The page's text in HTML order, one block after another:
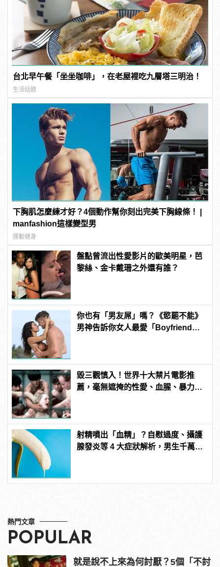
台北早午餐「坐坐咖啡」，在老屋裡吃九層塔三明治！
生活話題
下胸肌怎麼練才好？4個動作幫你刻出完美下胸線條！ |
manfashion這樣變型男
運動健身
盤點曾流出性愛影片的歐美明星，芭
黎絲、金卡戴珊之外還有誰？
你也有「男友屌」嗎？《慾罷不能》
男神告訴你女人最愛「Boyfriend
毀三觀慎入！世界十大禁片電影推
薦，毫無遮掩的性愛、血腥、暴力、
射精噴出「血精」？自慰過度、攝護
腺發炎等 4 大症狀解析，男生千萬要
熱門文章
POPULAR
就是說不上來為何討厭？5個「不討